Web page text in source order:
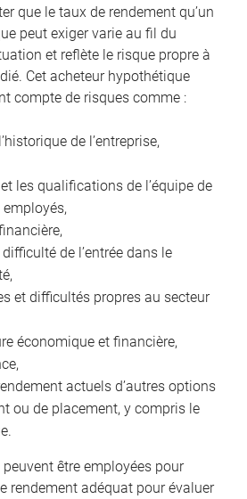
que le taux de rendement qu’un
peut exiger varie au fil du
et reflète le risque propre à
Cet acheteur hypothétique
compte de risques comme :
de l’entreprise,
et les qualifications de l’équipe de
de l’entrée dans le
et difficultés propres au secteur
économique et financière,
actuels d’autres options
ou de placement, y compris le
être employées pour
rendement adéquat pour évaluer